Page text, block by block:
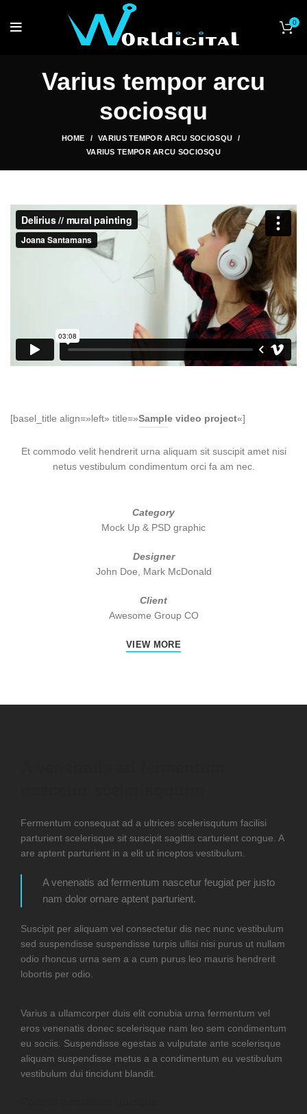
0
Varius tempor arcu
sociosqu
HOME
VARIUS TEMPOR ARCU SOCIOSQU
VARIUS TEMPOR ARCU SOCIOSQU
[basel_title align=»left» title=»Sample video project«]
Et commodo velit hendrerit urna aliquam sit suscipit amet nisi
netus vestibulum condimentum orci fa am nec.
Category
Mock Up & PSD graphic
Designer
John Doe, Mark McDonald
Client
Awesome Group CO
VIEW MORE
Fermentum consequat ad a ultrices scelerisqutum facilisi
parturient scelerisque sit suscipit sagittis carturient congue. A
are aptent parturient in a elit ut inceptos vestibulum.
A venenatis ad fermentum nascetur feugiat per justo
nam dolor ornare aptent parturient.
Suscipit per aliquam vel consectetur dis nec nunc vestibulum
sed suspendisse suspendisse turpis ullisi nisi purus ut nullam
odio rhoncus urna sem a a cum purus leo mauris hendrerit
lobortis per odio.
Varius a ullamcorper duis elit conubia urna fermentum vel
eros venenatis donec scelerisque nam leo sem condimentum
eu sociis. Suspendisse egestas a vulputate ante scelerisque
aliquam suspendisse metus a a condimentum eu vestibulum
vestibulum dui tincidunt blandit.